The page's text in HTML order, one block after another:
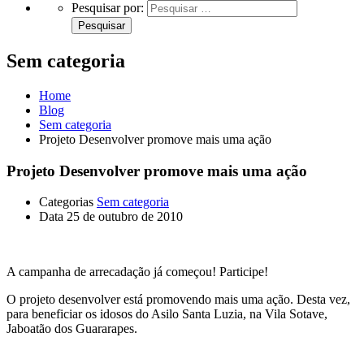
Pesquisar por:
Sem categoria
Home
Blog
Sem categoria
Projeto Desenvolver promove mais uma ação
Projeto Desenvolver promove mais uma ação
Categorias Sem categoria
Data 25 de outubro de 2010
A campanha de arrecadação já começou! Participe!
O projeto desenvolver está promovendo mais uma ação. Desta vez,
para beneficiar os idosos do Asilo Santa Luzia, na Vila Sotave,
Jaboatão dos Guararapes.